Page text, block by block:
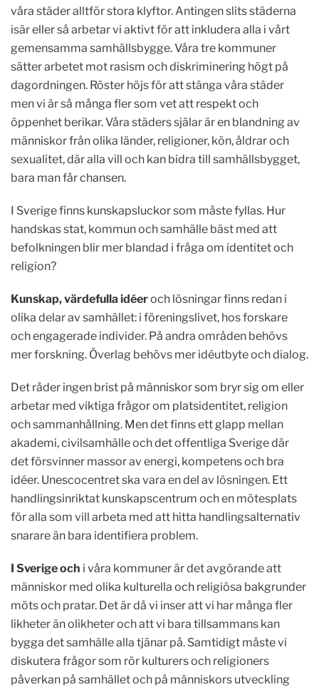
våra städer alltför stora klyftor. Antingen slits städerna
isär eller så arbetar vi aktivt för att inkludera alla i vårt
gemensamma samhällsbygge. Våra tre kommuner
sätter arbetet mot rasism och diskriminering högt på
dagordningen. Röster höjs för att stänga våra städer
men vi är så många fler som vet att respekt och
öppenhet berikar. Våra städers själar är en blandning av
människor från olika länder, religioner, kön, åldrar och
sexualitet, där alla vill och kan bidra till samhällsbygget,
bara man får chansen.
I Sverige finns kunskapsluckor som måste fyllas. Hur
handskas stat, kommun och samhälle bäst med att
befolkningen blir mer blandad i fråga om identitet och
religion?
Kunskap, värdefulla idéeroch lösningar finns redan i
olika delar av samhället: i föreningslivet, hos forskare
och engagerade individer. På andra områden behövs
mer forskning. Överlag behövs mer idéutbyte och dialog.
Det råder ingen brist på människor som bryr sig om eller
arbetar med viktiga frågor om platsidentitet, religion
och sammanhållning. Men det finns ett glapp mellan
akademi, civilsamhälle och det offentliga Sverige där
det försvinner massor av energi, kompetens och bra
idéer. Unescocentret ska vara en del av lösningen. Ett
handlingsinriktat kunskapscentrum och en mötesplats
för alla som vill arbeta med att hitta handlingsalternativ
snarare än bara identifiera problem.
I Sverige och i våra kommuner är det avgörande att
människor med olika kulturella och religiösa bakgrunder
möts och pratar. Det är då vi inser att vi har många fler
likheter än olikheter och att vi bara tillsammans kan
bygga det samhälle alla tjänar på. Samtidigt måste vi
diskutera frågor som rör kulturers och religioners
påverkan på samhället och på människors utveckling